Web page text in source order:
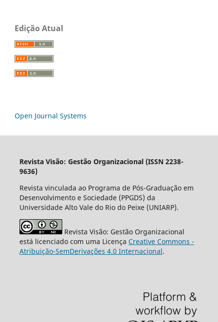
Edição Atual
Open Journal Systems
Revista Visão: Gestão Organizacional (ISSN 2238-
9636)
Revista vinculada ao Programa de Pós-Graduação em
Desenvolvimento e Sociedade (PPGDS) da
Universidade Alto Vale do Rio do Peixe (UNIARP).
Revista Visão: Gestão Organizacional
está licenciado com uma Licença Creative Commons -
Atribuição-SemDerivações 4.0 Internacional.